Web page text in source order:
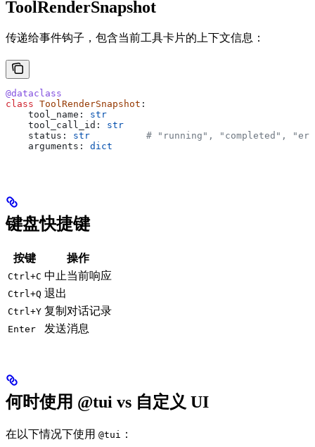
ToolRenderSnapshot
传递给事件钩子，包含当前工具卡片的上下文信息：
@dataclass
class ToolRenderSnapshot :
    tool_name:
str
    tool_call_id:
str
    status:
str
# "running", "completed",
    arguments:
dict
键盘快捷键
按键 操作
Ctrl+C 中止当前响应
Ctrl+Q 退出
Ctrl+Y 复制对话记录
Enter 发送消息
何时使用 @tui vs 自定义 UI
在以下情况下使用 @tui ：